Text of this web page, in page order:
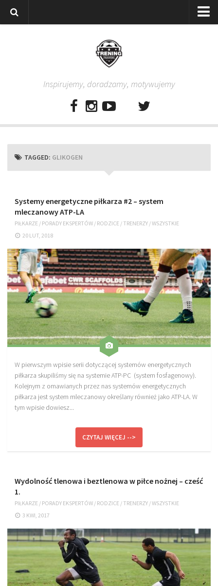
Rodzice
Aplikacja Pro Training – Trening Piłkarski
Plan treningowy “Piłkarski W-F w domu”
Poręcze do ćwiczeń PRO TRAINING
Drążki do ćwiczeń PRO TRAINING
Guma oporowa PRO TRAINING
PRODUKTY
Piłkarska Kuchnia
Poradnik Piłkarza
Zeszyt Trenera
Dziennik Piłkarza
Planer Trenera – dziennik, konspekty, notatki
Plany treningowe
Program treningowy zapobieganie kontuzjom
Plan treningowy core stability
Plan treningowy szybkość i dynamika
Program treningu siłowego
Plany treningowe
Aplikacja Pro Training
Sprzęt treningowy
Inspirujemy, doradzamy, motywujemy
TAGGED: GLIKOGEN
Systemy energetyczne piłkarza #2 – system
mleczanowy ATP-LA
PIŁKARZE / PORADY EKSPERTÓW / RODZICE /TRENERZY /WSZYSTKIE
20 LUT, 2018
W pierwszym wpisie serii dotyczącej systemów energetycznych
piłkarza skupiliśmy się na systemie ATP-PC (system fosfagenowy).
Kolejnym z omawianych przez nas systemów energetycznych
piłkarza jest system mleczanowy określany również jako ATP-LA. W
tym wpisie dowiesz...
CZYTAJ WIĘCEJ -->
Wydolność tlenowa i beztlenowa w piłce nożnej – cześć
1.
PIŁKARZE / PORADY EKSPERTÓW / RODZICE /TRENERZY /WSZYSTKIE
3 KWI, 2017